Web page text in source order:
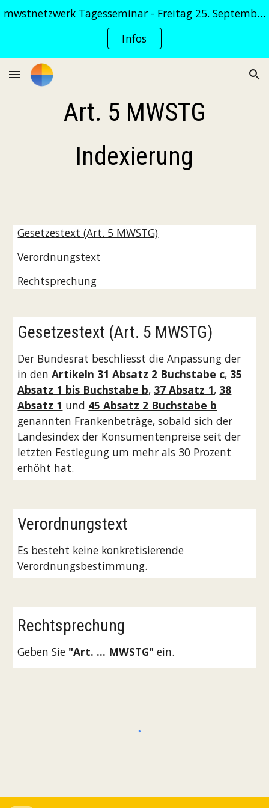
Skip to main content Skip to navigation
mwstnetzwerk Tagesseminar - Freitag 25. September 2026
Infos
Art. 5 MWSTG
Indexierung
Gesetzestext (Art. 5 MWSTG)
Verordnungstext
Rechtsprechung
Gesetzestext (Art. 5 MWSTG)
Der Bundesrat beschliesst die Anpassung der
in denArtikeln 31 Absatz 2 Buchstabe c, 35
Absatz 1 bis Buchstabe b, 37 Absatz 1, 38
Absatz 1 und 45 Absatz 2 Buchstabe b
genannten Frankenbeträge, sobald sich der
Landesindex der Konsumentenpreise seit der
letzten Festlegung um mehr als 30 Prozent
erhöht hat.
Verordnungstext
Es besteht keine konkretisierende
Verordnungsbestimmung.
Rechtsprechung
Geben Sie "Art. ... MWSTG" ein.